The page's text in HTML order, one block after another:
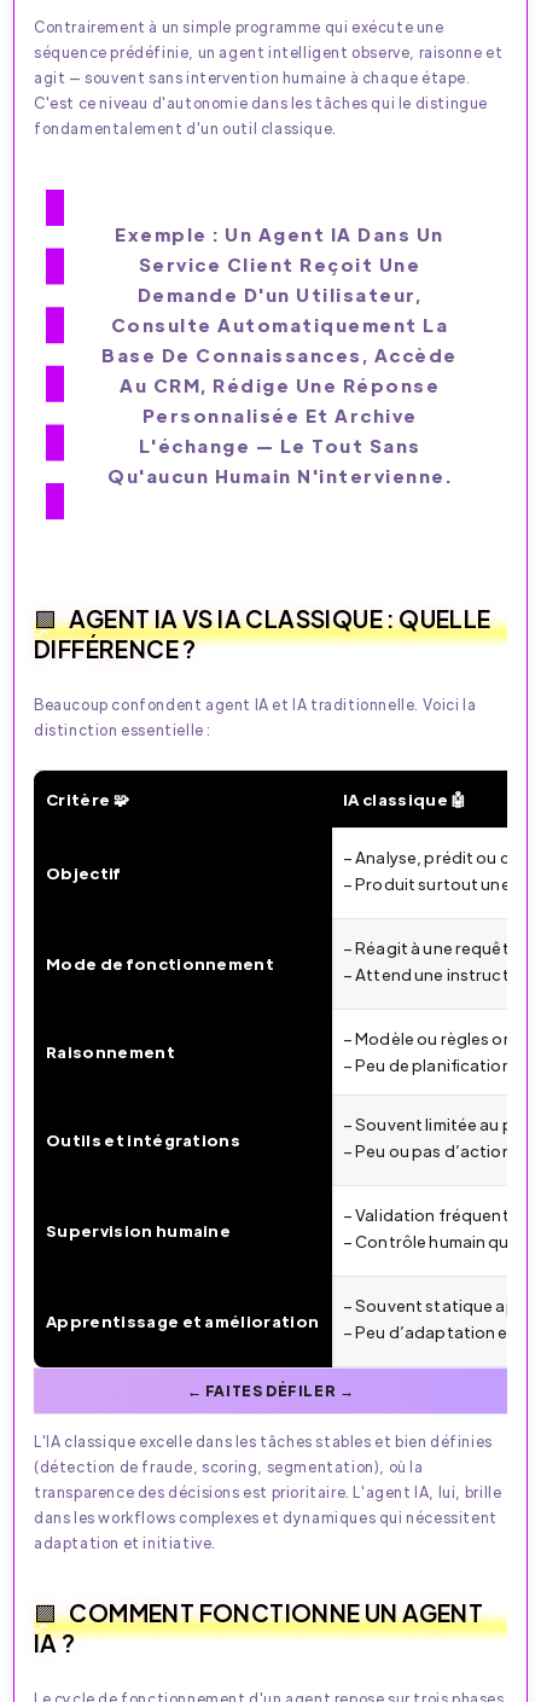
Contrairement à un simple programme qui exécute une
séquence prédéfinie, un agent intelligent observe, raisonne et
agit — souvent sans intervention humaine à chaque étape.
C'est ce niveau d'autonomie dans les tâches qui le distingue
fondamentalement d'un outil classique.​
Exemple : Un Agent IA Dans Un
Service Client Reçoit Une
Demande D'un Utilisateur,
Consulte Automatiquement La
Base De Connaissances, Accède
Au CRM, Rédige Une Réponse
Personnalisée Et Archive
L'échange — Le Tout Sans
Qu'aucun Humain N'intervienne.​
AGENT IA VS IA CLASSIQUE : QUELLE
DIFFÉRENCE ?
Beaucoup confondent agent IA et IA traditionnelle. Voici la
distinction essentielle :
Agent IA vs IA classique : quelle différence en 2026 ?
Critère 🧩 IA classique 🤖
Objectif
– Analyse, prédit ou
– Produit surtout une
Mode de fonctionnement
– Réagit à une requête
– Attend une instruction
Raisonnement
– Modèle ou règles
– Peu de planification
Outils et intégrations
– Souvent limitée au
– Peu ou pas d’actions
Supervision humaine
– Validation fréquente à
– Contrôle humain quasi
Apprentissage et amélioration
– Souvent statique
– Peu d’adaptation en
L'IA classique excelle dans les tâches stables et bien définies
(détection de fraude, scoring, segmentation), où la
transparence des décisions est prioritaire. L'agent IA, lui, brille
dans les workflows complexes et dynamiques qui nécessitent
adaptation et initiative.
COMMENT FONCTIONNE UN AGENT
IA ?
Le cycle de fonctionnement d'un agent repose sur trois phases